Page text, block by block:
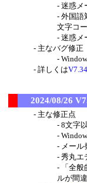
迷惑メ
外国語
文字コ
迷惑メ
主なバグ修正
詳しくは
2024/08/26
主な修正点
8文字
メール
秀丸エ
「全
ルが間